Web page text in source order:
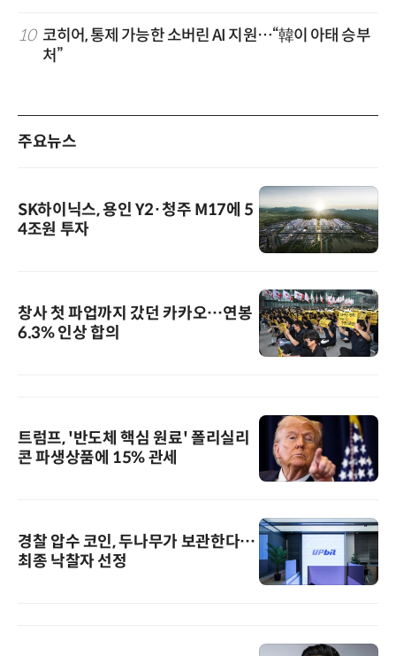
10 코히어, 통제 가능한 소버린 AI 지원…“韓이 아태 승부
처”
주요뉴스
SK하이닉스, 용인 Y2·청주 M17에 5
4조원 투자
창사 첫 파업까지 갔던 카카오…연봉
6.3% 인상 합의
트럼프, '반도체 핵심 원료' 폴리실리
콘 파생상품에 15% 관세
경찰 압수 코인, 두나무가 보관한다…
최종 낙찰자 선정